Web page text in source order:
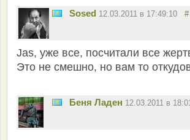
Sosed 12.03.2011 в 17:49:10 #
Jas, уже все, посчитали все
Это не смешно, но вам то
Беня Ладен 12.03.2011 в